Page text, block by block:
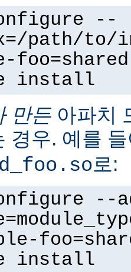
--
path/
foo=shared
install
만든아파치
경우. 예를
로:
--
install